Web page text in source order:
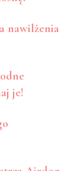
nawilżenia
je!